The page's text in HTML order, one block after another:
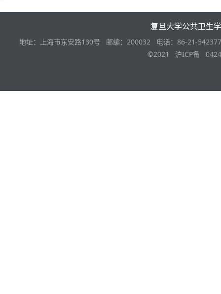
复旦大学公共卫生
地址：上海市东安路130号 邮编：200032 电话：86-21-
©2021 沪ICP备